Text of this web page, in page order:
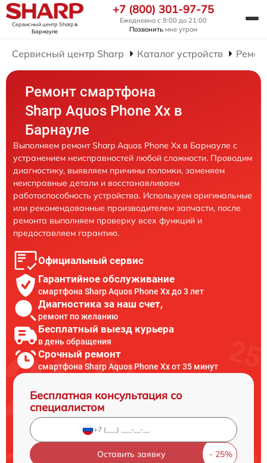
Сервисный центр Sharpв
Барнауле
+7 (800) 301-97-75
Ежедневно с 9:00 до 21:00
Позвонить мне утром
Сервисный центр Sharp Каталог устройств
Ремонт смартфона
Sharp Aquos Phone Xx в
Барнауле
Выполняем ремонт Sharp Aquos Phone Xx в Барнауле с
устранением неисправностей любой сложности. Проводим
диагностику, выявляем причины поломки, заменяем
неисправные детали и восстанавливаем
работоспособность устройства. Используем оригинальные
или рекомендованные производителем запчасти, после
ремонта выполняем проверку всех функций и
предоставляем гарантию.
Официальный сервис
Гарантийное обслуживание
смартфона Sharp Aquos Phone Xx до 3 лет
Диагностика за наш счет,
ремонт по желанию
Бесплатный выезд курьера
в день обращения
Срочный ремонт
смартфона Sharp Aquos Phone Xx от 35 минут
Бесплатная консультация со
специалистом
Оставить заявку